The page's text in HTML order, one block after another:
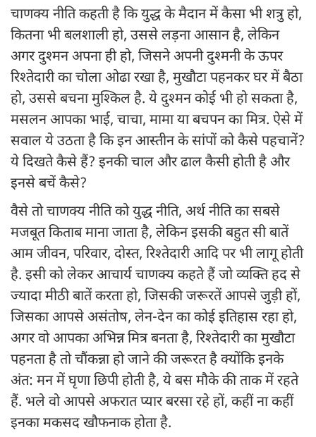
चाणक्य नीति कहती है कि युद्ध के मैदान में कैसा भी शत्रु हो,
कितना भी बलशाली हो, उससे लड़ना आसान है, लेकिन
अगर दुश्मन अपना ही हो, जिसने अपनी दुश्मनी के ऊपर
रिश्तेदारी का चोला ओढा रखा है, मुखौटा पहनकर घर में बैठा
हो, उससे बचना मुश्किल है. ये दुश्मन कोई भी हो सकता है,
मसलन आपका भाई, चाचा, मामा या बचपन का मित्र. ऐसे में
सवाल ये उठता है कि इन आस्तीन के सांपों को कैसे पहचानें?
ये दिखते कैसे हैं? इनकी चाल और ढाल कैसी होती है और
इनसे बचें कैसे?
वैसे तो चाणक्य नीति को युद्ध नीति, अर्थ नीति का सबसे
मजबूत किताब माना जाता है, लेकिन इसकी बहुत सी बातें
आम जीवन, परिवार, दोस्त, रिश्तेदारी आदि पर भी लागू होती
है. इसी को लेकर आचार्य चाणक्य कहते हैं जो व्यक्ति हद से
ज्यादा मीठी बातें करता हो, जिसकी जरूरतें आपसे जुड़ी हों,
जिसका आपसे असंतोष, लेन-देन का कोई इतिहास रहा हो,
अगर वो आपका अभिन्न मित्र बनता है, रिश्तेदारी का मुखौटा
पहनता है तो चौंकन्ना हो जाने की जरूरत है क्योंकि इनके
अंत: मन में घृणा छिपी होती है, ये बस मौके की ताक में रहते
हैं. भले वो आपसे अफरात प्यार बरसा रहे हों, कहीं ना कहीं
इनका मकसद खौफनाक होता है.